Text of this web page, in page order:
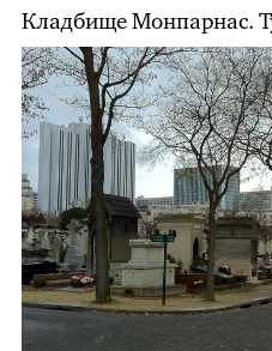
Кладбище Монпарнас.